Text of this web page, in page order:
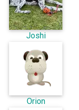
Joshi
Orion